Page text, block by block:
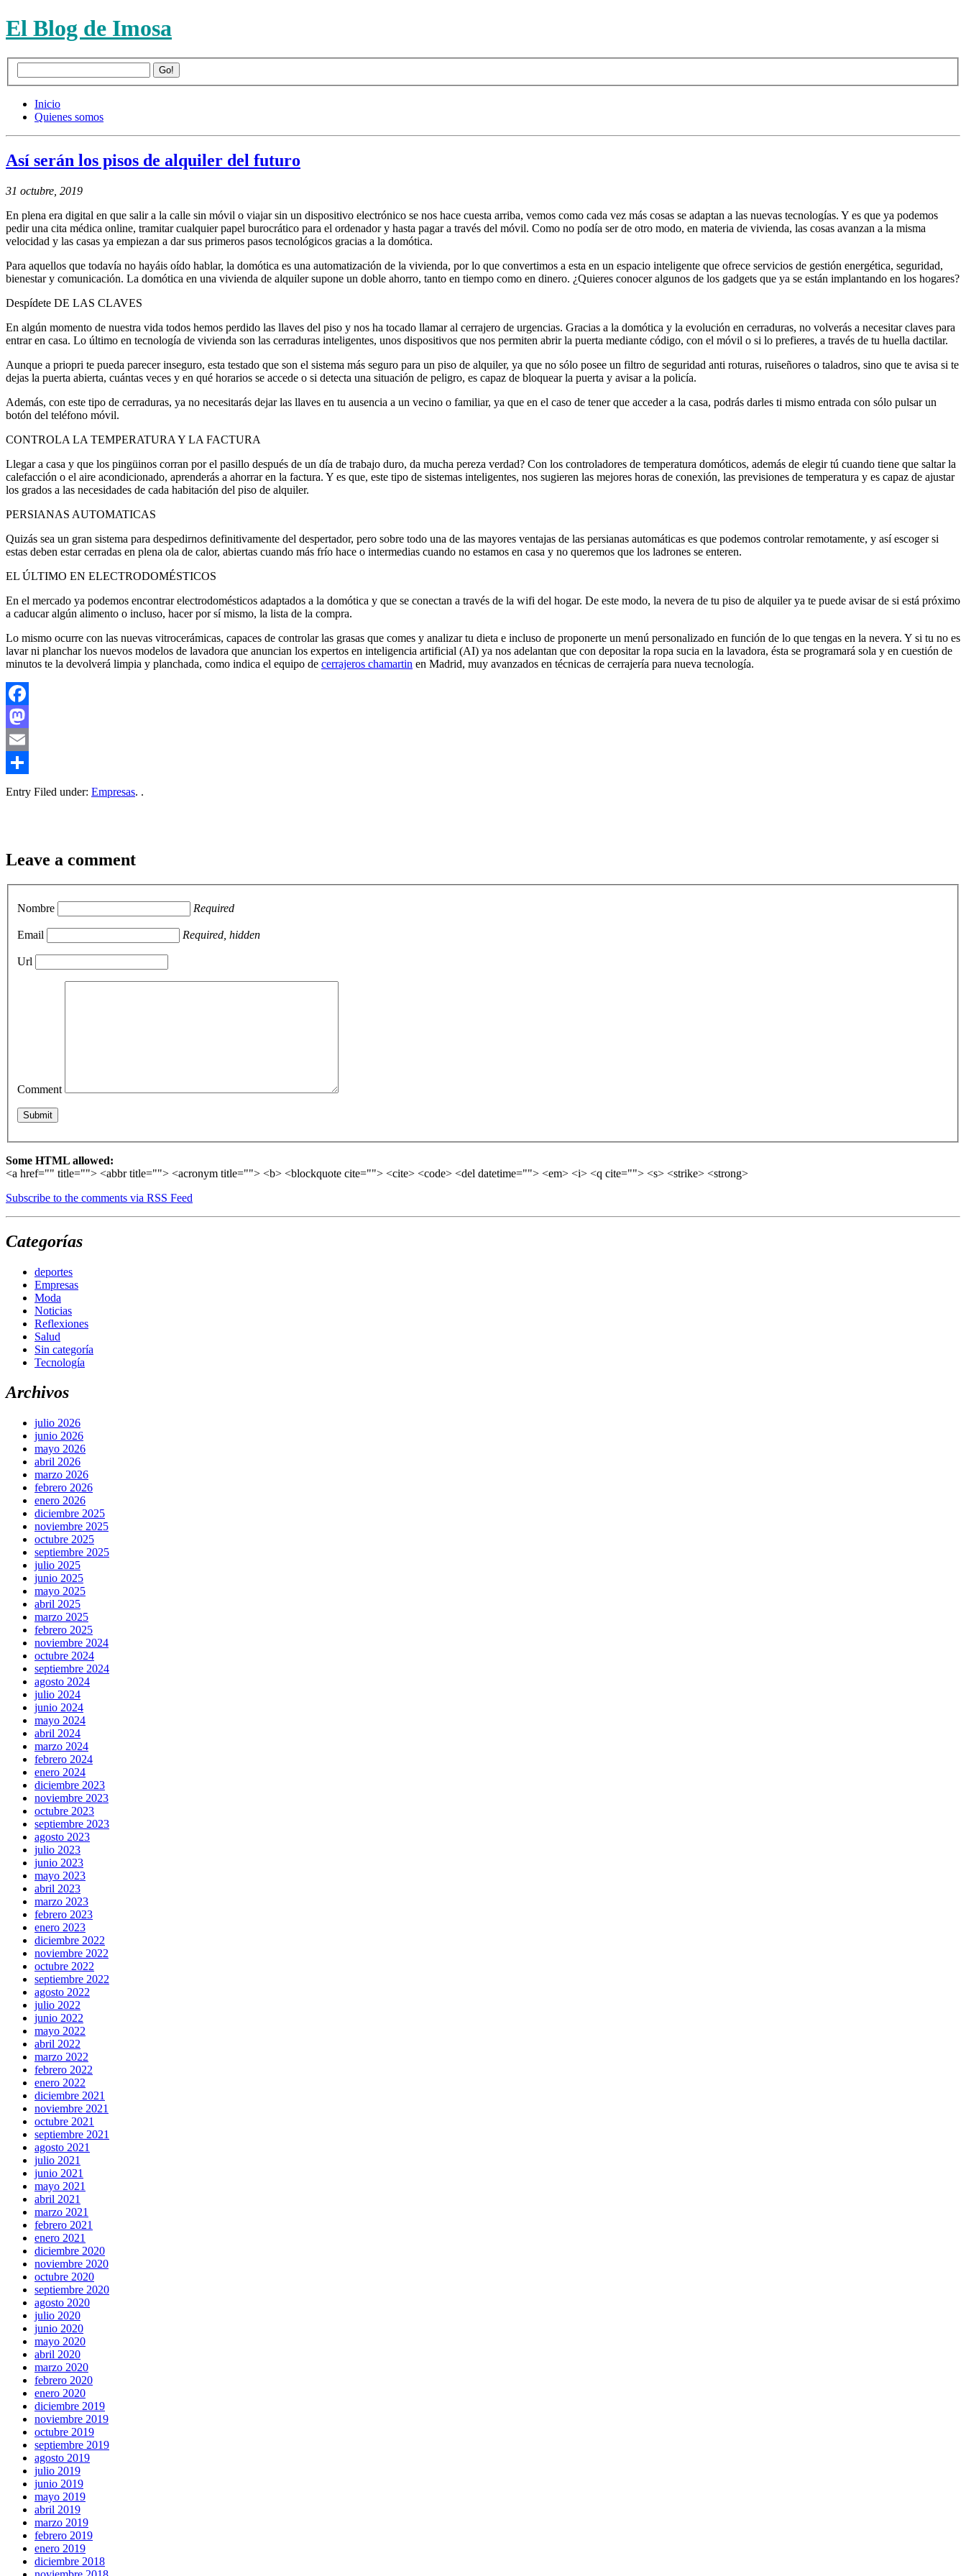
El Blog de Imosa
Inicio
Quienes somos
Así serán los pisos de alquiler del futuro
31 octubre, 2019
En plena era digital en que salir a la calle sin móvil o viajar sin un dispositivo electrónico se nos hace cuesta arriba, vemos como cada vez más cosas se adaptan a las nuevas tecnologías. Y es que ya podemos
pedir una cita médica online, tramitar cualquier papel burocrático para el ordenador y hasta pagar a través del móvil. Como no podía ser de otro modo, en materia de vivienda, las cosas avanzan a la misma
velocidad y las casas ya empiezan a dar sus primeros pasos tecnológicos gracias a la domótica.
Para aquellos que todavía no hayáis oído hablar, la domótica es una automatización de la vivienda, por lo que convertimos a esta en un espacio inteligente que ofrece servicios de gestión energética, seguridad,
bienestar y comunicación. La domótica en una vivienda de alquiler supone un doble ahorro, tanto en tiempo como en dinero. ¿Quieres conocer algunos de los gadgets que ya se están implantando en los hogares?
Despídete DE LAS CLAVES
En algún momento de nuestra vida todos hemos perdido las llaves del piso y nos ha tocado llamar al cerrajero de urgencias. Gracias a la domótica y la evolución en cerraduras, no volverás a necesitar claves para
entrar en casa. Lo último en tecnología de vivienda son las cerraduras inteligentes, unos dispositivos que nos permiten abrir la puerta mediante código, con el móvil o si lo prefieres, a través de tu huella dactilar.
Aunque a priopri te pueda parecer inseguro, esta testado que son el sistema más seguro para un piso de alquiler, ya que no sólo posee un filtro de seguridad anti roturas, ruiseñores o taladros, sino que te avisa si te
dejas la puerta abierta, cuántas veces y en qué horarios se accede o si detecta una situación de peligro, es capaz de bloquear la puerta y avisar a la policía.
Además, con este tipo de cerraduras, ya no necesitarás dejar las llaves en tu ausencia a un vecino o familiar, ya que en el caso de tener que acceder a la casa, podrás darles ti mismo entrada con sólo pulsar un
botón del teléfono móvil.
CONTROLA LA TEMPERATURA Y LA FACTURA
Llegar a casa y que los pingüinos corran por el pasillo después de un día de trabajo duro, da mucha pereza verdad? Con los controladores de temperatura domóticos, además de elegir tú cuando tiene que saltar la
calefacción o el aire acondicionado, aprenderás a ahorrar en la factura. Y es que, este tipo de sistemas inteligentes, nos sugieren las mejores horas de conexión, las previsiones de temperatura y es capaz de ajustar
los grados a las necesidades de cada habitación del piso de alquiler.
PERSIANAS AUTOMATICAS
Quizás sea un gran sistema para despedirnos definitivamente del despertador, pero sobre todo una de las mayores ventajas de las persianas automáticas es que podemos controlar remotamente, y así escoger si
estas deben estar cerradas en plena ola de calor, abiertas cuando más frío hace o intermedias cuando no estamos en casa y no queremos que los ladrones se enteren.
EL ÚLTIMO EN ELECTRODOMÉSTICOS
En el mercado ya podemos encontrar electrodomésticos adaptados a la domótica y que se conectan a través de la wifi del hogar. De este modo, la nevera de tu piso de alquiler ya te puede avisar de si está próximo
a caducar algún alimento o incluso, hacer por sí mismo, la lista de la compra.
Lo mismo ocurre con las nuevas vitrocerámicas, capaces de controlar las grasas que comes y analizar tu dieta e incluso de proponerte un menú personalizado en función de lo que tengas en la nevera. Y si tu no es
lavar ni planchar los nuevos modelos de lavadora que anuncian los expertos en inteligencia artificial (AI) ya nos adelantan que con depositar la ropa sucia en la lavadora, ésta se programará sola y en cuestión de
minutos te la devolverá limpia y planchada, como indica el equipo de cerrajeros chamartin en Madrid, muy avanzados en técnicas de cerrajería para nueva tecnología.
Facebook
Mastodon
Email
Compartir
Entry Filed under: Empresas. .
Leave a comment
Nombre Required
Email Required, hidden
Url
Comment
Some HTML allowed:
<a href="" title=""> <abbr title=""> <acronym title=""> <b> <blockquote cite=""> <cite> <code> <del datetime=""> <em> <i> <q cite=""> <s> <strike> <strong>
Subscribe to the comments via RSS Feed
Categorías
deportes
Empresas
Moda
Noticias
Reflexiones
Salud
Sin categoría
Tecnología
Archivos
julio 2026
junio 2026
mayo 2026
abril 2026
marzo 2026
febrero 2026
enero 2026
diciembre 2025
noviembre 2025
octubre 2025
septiembre 2025
julio 2025
junio 2025
mayo 2025
abril 2025
marzo 2025
febrero 2025
noviembre 2024
octubre 2024
septiembre 2024
agosto 2024
julio 2024
junio 2024
mayo 2024
abril 2024
marzo 2024
febrero 2024
enero 2024
diciembre 2023
noviembre 2023
octubre 2023
septiembre 2023
agosto 2023
julio 2023
junio 2023
mayo 2023
abril 2023
marzo 2023
febrero 2023
enero 2023
diciembre 2022
noviembre 2022
octubre 2022
septiembre 2022
agosto 2022
julio 2022
junio 2022
mayo 2022
abril 2022
marzo 2022
febrero 2022
enero 2022
diciembre 2021
noviembre 2021
octubre 2021
septiembre 2021
agosto 2021
julio 2021
junio 2021
mayo 2021
abril 2021
marzo 2021
febrero 2021
enero 2021
diciembre 2020
noviembre 2020
octubre 2020
septiembre 2020
agosto 2020
julio 2020
junio 2020
mayo 2020
abril 2020
marzo 2020
febrero 2020
enero 2020
diciembre 2019
noviembre 2019
octubre 2019
septiembre 2019
agosto 2019
julio 2019
junio 2019
mayo 2019
abril 2019
marzo 2019
febrero 2019
enero 2019
diciembre 2018